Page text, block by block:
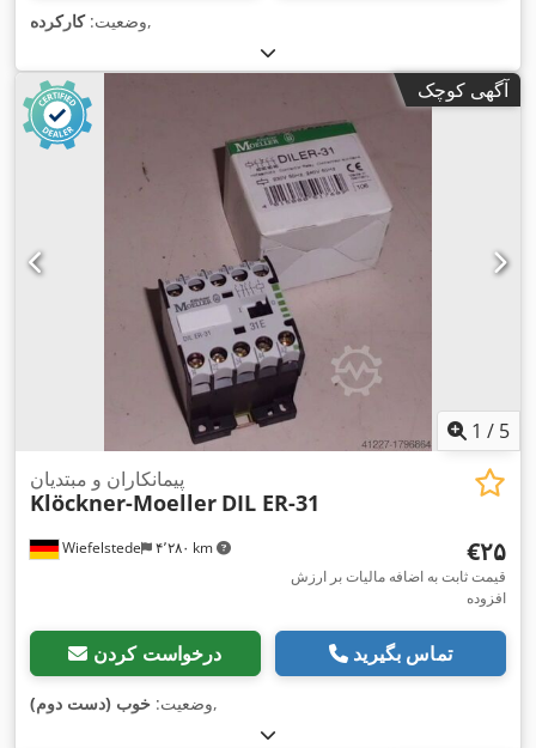
وضعیت:کارکرده ,
آگهی کوچک
1 / 5
Wiefelstede ۴٬۲۸۰ km
پیمانکاران و مبتدیان
Klöckner-Moeller DIL ER-31
‎€۲۵
قیمت ثابت به اضافه مالیات بر ارزش
افزوده
درخواست کردن تماس بگیرید
وضعیت: خوب (دست دوم) ,